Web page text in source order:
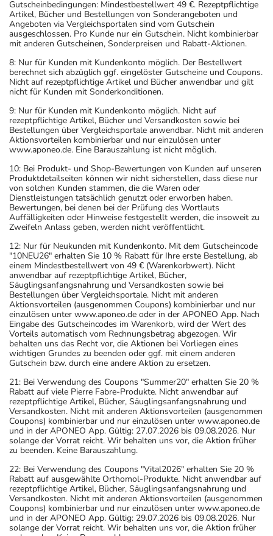
Gutscheinbedingungen: Mindestbestellwert 49 €. Rezeptpflichtige
Artikel, Bücher und Bestellungen von Sonderangeboten und
Angeboten via Vergleichsportalen sind vom Gutschein
ausgeschlossen. Pro Kunde nur ein Gutschein. Nicht kombinierbar
mit anderen Gutscheinen, Sonderpreisen und Rabatt-Aktionen.
8: Nur für Kunden mit Kundenkonto möglich. Der Bestellwert
berechnet sich abzüglich ggf. eingelöster Gutscheine und Coupons.
Nicht auf rezeptpflichtige Artikel und Bücher anwendbar und gilt
nicht für Kunden mit Sonderkonditionen.
9: Nur für Kunden mit Kundenkonto möglich. Nicht auf
rezeptpflichtige Artikel, Bücher und Versandkosten sowie bei
Bestellungen über Vergleichsportale anwendbar. Nicht mit anderen
Aktionsvorteilen kombinierbar und nur einzulösen unter
www.aponeo.de. Eine Barauszahlung ist nicht möglich.
10: Bei Produkt- und Shop-Bewertungen von Kunden auf unseren
Produktdetailseiten können wir nicht sicherstellen, dass diese nur
von solchen Kunden stammen, die die Waren oder
Dienstleistungen tatsächlich genutzt oder erworben haben.
Bewertungen, bei denen bei der Prüfung des Wortlauts
Auffälligkeiten oder Hinweise festgestellt werden, die insoweit zu
Zweifeln Anlass geben, werden nicht veröffentlicht.
12: Nur für Neukunden mit Kundenkonto. Mit dem Gutscheincode
"10NEU26" erhalten Sie 10 % Rabatt für Ihre erste Bestellung, ab
einem Mindestbestellwert von 49 € (Warenkorbwert). Nicht
anwendbar auf rezeptpflichtige Artikel, Bücher,
Säuglingsanfangsnahrung und Versandkosten sowie bei
Bestellungen über Vergleichsportale. Nicht mit anderen
Aktionsvorteilen (ausgenommen Coupons) kombinierbar und nur
einzulösen unter www.aponeo.de oder in der APONEO App. Nach
Eingabe des Gutscheincodes im Warenkorb, wird der Wert des
Vorteils automatisch vom Rechnungsbetrag abgezogen. Wir
behalten uns das Recht vor, die Aktionen bei Vorliegen eines
wichtigen Grundes zu beenden oder ggf. mit einem anderen
Gutschein bzw. durch eine andere Aktion zu ersetzen.
21: Bei Verwendung des Coupons "Summer20" erhalten Sie 20 %
Rabatt auf viele Pierre Fabre-Produkte. Nicht anwendbar auf
rezeptpflichtige Artikel, Bücher, Säuglingsanfangsnahrung und
Versandkosten. Nicht mit anderen Aktionsvorteilen (ausgenommen
Coupons) kombinierbar und nur einzulösen unter www.aponeo.de
und in der APONEO App. Gültig: 27.07.2026 bis 09.08.2026. Nur
solange der Vorrat reicht. Wir behalten uns vor, die Aktion früher
zu beenden. Keine Barauszahlung.
22: Bei Verwendung des Coupons "Vital2026" erhalten Sie 20 %
Rabatt auf ausgewählte Orthomol-Produkte. Nicht anwendbar auf
rezeptpflichtige Artikel, Bücher, Säuglingsanfangsnahrung und
Versandkosten. Nicht mit anderen Aktionsvorteilen (ausgenommen
Coupons) kombinierbar und nur einzulösen unter www.aponeo.de
und in der APONEO App. Gültig: 29.07.2026 bis 09.08.2026. Nur
solange der Vorrat reicht. Wir behalten uns vor, die Aktion früher